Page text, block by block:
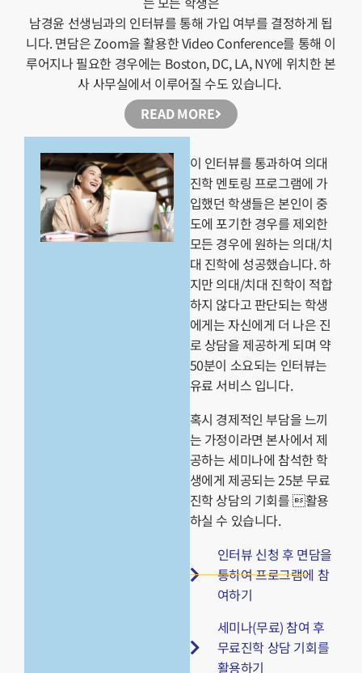
남경윤 선생님과의 인터뷰를 통해 가입 여부를 결정하게 됩
니다. 면담은 Zoom을 활용한 Video Conference를 통해 이
루어지나 필요한 경우에는 Boston, DC, LA, NY에 위치한 본
사 사무실에서 이루어질 수도 있습니다.
READ MORE
이 인터뷰를 통과하여 의대
진학 멘토링 프로그램에 가
입했던 학생들은 본인이 중
도에 포기한 경우를 제외한
모든 경우에 원하는 의대/치
대 진학에 성공했습니다. 하
지만 의대/치대 진학이 적합
하지 않다고 판단되는 학생
에게는 자신에게 더 나은 진
로 상담을 제공하게 되며 약
50분이 소요되는 인터뷰는
유료 서비스 입니다.
혹시 경제적인 부담을 느끼
는 가정이라면 본사에서 제
공하는 세미나에 참석한 학
생에게 제공되는 25분 무료
진학 상담의 기회를 활용
하실 수 있습니다.
인터뷰 신청 후 면담을
통하여 프로그램에 참
여하기
세미나(무료) 참여 후
무료진학 상담 기회를
활용하기